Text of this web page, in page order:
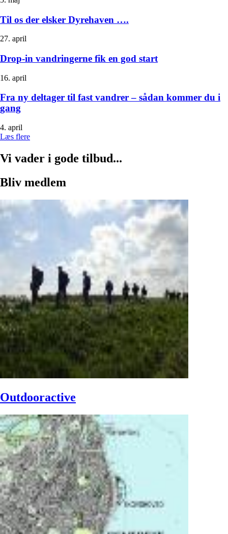
Til os der elsker Dyrehaven ….
27. april
Drop‑in vandringerne fik en god start
16. april
Fra ny deltager til fast vandrer – sådan kommer du i
gang
4. april
Læs flere
Vi vader i gode tilbud...
Bliv medlem
Outdooractive